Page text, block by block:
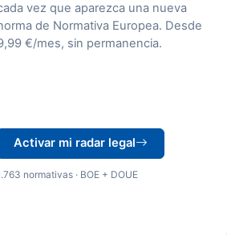
vez que aparezca una nueva
de Normativa Europea. Desde
€/mes, sin permanencia.
Activar mi radar legal
normativas · BOE + DOUE